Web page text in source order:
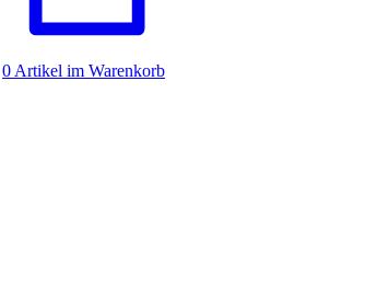
0 Artikel im Warenkorb